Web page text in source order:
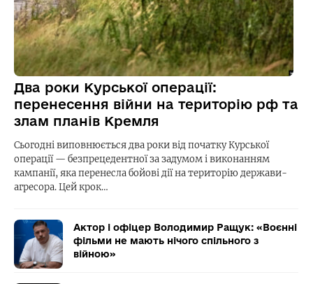
Два роки Курської операції:
перенесення війни на територію рф та
злам планів Кремля
Сьогодні виповнюється два роки від початку Курської
операції — безпрецедентної за задумом і виконанням
кампанії, яка перенесла бойові дії на територію держави-
агресора. Цей крок…
Актор і офіцер Володимир Ращук: «Воєнні
фільми не мають нічого спільного з
війною»